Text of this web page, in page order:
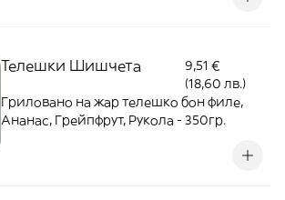
Телешки Шишчета
9,51 €
(18,60 лв.)
Гриловано на жар телешко бон филе,
Ананас, Грейпфрут, Рукола - 350гр.